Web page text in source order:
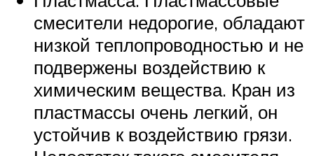
смесители недорогие, обладают
низкой теплопроводностью и не
подвержены воздействию к
химическим вещества. Кран из
пластмассы очень легкий, он
устойчив к воздействию грязи.